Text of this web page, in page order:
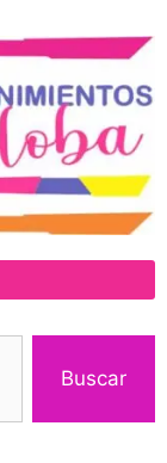
Buscar